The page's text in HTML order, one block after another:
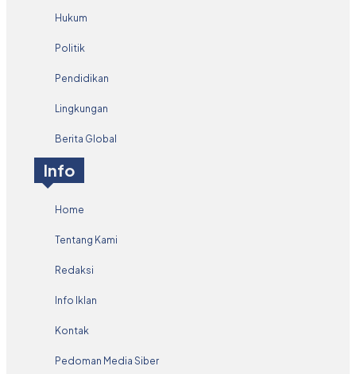
Hukum
Politik
Pendidikan
Lingkungan
Berita Global
Info
Home
Tentang Kami
Redaksi
Info Iklan
Kontak
Pedoman Media Siber